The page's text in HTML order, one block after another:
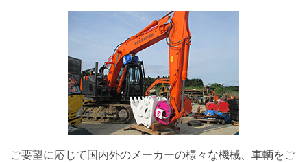
ご要望に応じて国内外のメーカーの様々な機械、車輌をご